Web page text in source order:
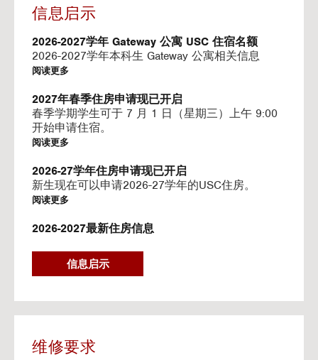
O
U
S
I
N
V
I
D
E
O
信息启示
2026-2027学年 Gateway 公寓 USC 住宿名额
2026-2027学年本科生 Gateway 公寓相关信息
阅读更多
2027年春季住房申请现已开启
春季学期学生可于 7 月 1 日（星期三）上午 9:00
开始申请住宿。
阅读更多
2026-27学年住房申请现已开启
新生现在可以申请2026-27学年的USC住房。
阅读更多
2026-2027最新住房信息
Gateway apartments 将在(UHR)住房续约程序中可
用。
信息启示
维修要求